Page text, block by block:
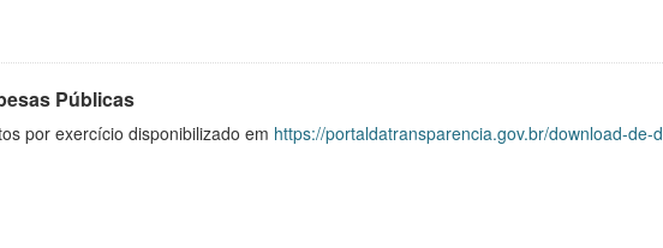
Públicas
por exercício disponibilizado em https://portaldatransparencia.gov.br/download-de-